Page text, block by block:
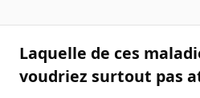
Laquelle de ces
voudriez surtout pas